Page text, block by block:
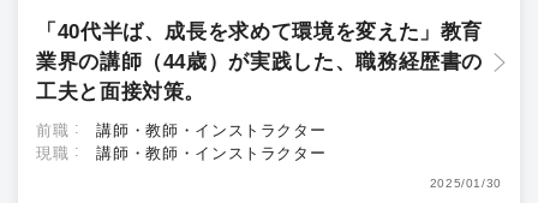
「40代半ば、成長を求めて環境を変えた」教育
業界の講師（44歳）が実践した、職務経歴書の
工夫と面接対策。
前職
講師・教師・インストラクター
現職
講師・教師・インストラクター
2025/01/30